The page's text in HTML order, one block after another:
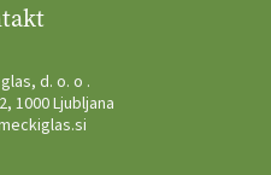
d. o. o .
1000 Ljubljana